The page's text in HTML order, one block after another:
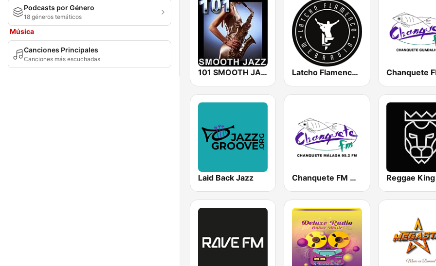
Podcasts por Género
18 géneros temáticos
Música
Canciones Principales
Canciones más escuchadas
101 SMOOTH JAZZ Latcho Flamenco' WebRadio
Laid Back Jazz Chanquete FM Costa del Sol